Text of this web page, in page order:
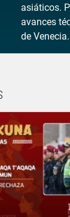
asiáticos.
avances
de Venecia.